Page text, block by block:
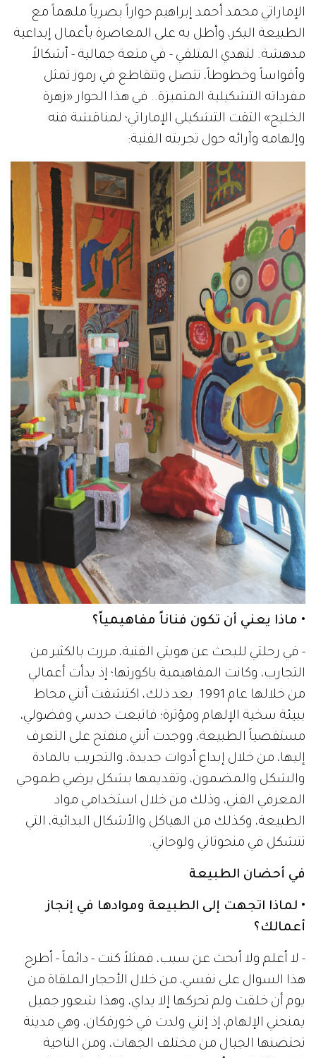
الإماراتي محمد أحمد إبراهيم حواراً بصرياً ملهماً مع
الطبيعة البكر، وأطل به على المعاصرة بأعمال إبداعية
مدهشة. لتهدي المتلقي - في متعة جمالية - أشكالاً
وأقواساً وخطوطاً، تتصل وتتقاطع في رموز تمثل
مفرداته التشكيلية المتميزة.. في هذا الحوار «زهرة
الخليج» التقت التشكيلي الإماراتي؛ لمناقشة فنه
وإلهامه وآرائه حول تجربته الفنية:
• ماذا يعني أن تكون فناناً مفاهيمياً؟
- في رحلتي للبحث عن هويتي الفنية، مررت بالكثير من
التجارب، وكانت المفاهيمية باكورتها؛ إذ بدأت أعمالي
من خلالها عام 1991. بعد ذلك، اكتشفت أنني محاط
ببيئة سخية الإلهام ومؤثرة؛ فاتبعت حدسي وفضولي،
مستقصياً الطبيعة، ووجدت أنني منفتح على التعرف
إليها، من خلال إبداع أدوات جديدة، والتجريب بالمادة
والشكل والمضمون، وتقديمها بشكل يرضي طموحي
المعرفي الفني، وذلك من خلال استخدامي مواد
الطبيعة، وكذلك من الهياكل والأشكال البدائية، التي
تتشكل في منحوتاتي ولوحاتي.
في أحضان الطبيعة
• لماذا اتجهت إلى الطبيعة وموادها في إنجاز
أعمالك؟
- لا أعلم ولا أبحث عن سبب، فمثلاً كنت - دائماً - أطرح
هذا السوال على نفسي، من خلال الأحجار الملقاة من
يوم أن خلقت ولم تحركها إلا يداي، وهذا شعور جميل
يمنحني الإلهام، إذ إنني ولدت في خورفكان، وهي مدينة
تحتضنها الجبال من مختلف الجهات، ومن الناحية